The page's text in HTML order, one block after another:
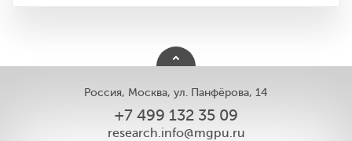
Россия, Москва, ул. Панфёрова, 14
+7 499 132 35 09
research.info@mgpu.ru